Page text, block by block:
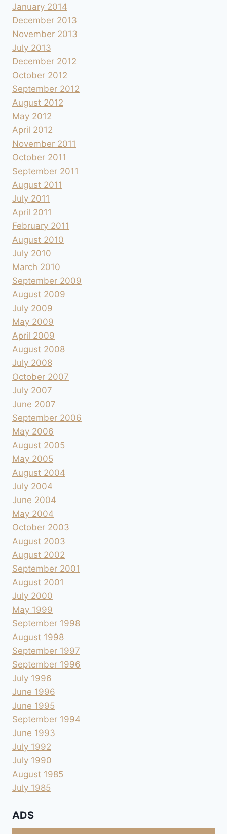
January 2014
December 2013
November 2013
July 2013
December 2012
October 2012
September 2012
August 2012
May 2012
April 2012
November 2011
October 2011
September 2011
August 2011
July 2011
April 2011
February 2011
August 2010
July 2010
March 2010
September 2009
August 2009
July 2009
May 2009
April 2009
August 2008
July 2008
October 2007
July 2007
June 2007
September 2006
May 2006
August 2005
May 2005
August 2004
July 2004
June 2004
May 2004
October 2003
August 2003
August 2002
September 2001
August 2001
July 2000
May 1999
September 1998
August 1998
September 1997
September 1996
July 1996
June 1996
June 1995
September 1994
June 1993
July 1992
July 1990
August 1985
July 1985
ADS